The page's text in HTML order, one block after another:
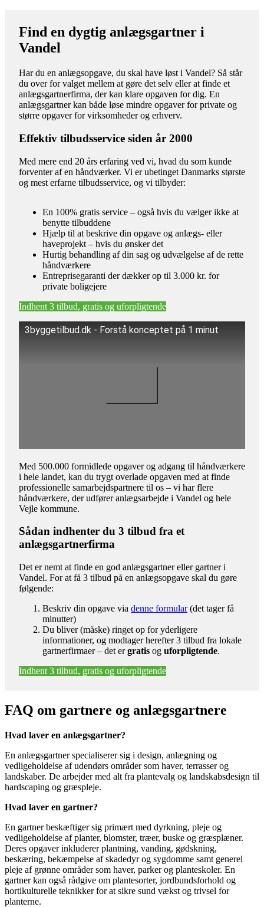
Find en dygtig anlægsgartner i
Vandel
Har du en anlægsopgave, du skal have løst i Vandel? Så står
du over for valget mellem at gøre det selv eller at finde et
anlægsgartnerfirma, der kan klare opgaven for dig. En
anlægsgartner kan både løse mindre opgaver for private og
større opgaver for virksomheder og erhverv.
Effektiv tilbudsservice siden år 2000
Med mere end 20 års erfaring ved vi, hvad du som kunde
forventer af en håndværker. Vi er ubetinget Danmarks største
og mest erfarne tilbudsservice, og vi tilbyder:
En 100% gratis service – også hvis du vælger ikke at
benytte tilbuddene
Hjælp til at beskrive din opgave og anlægs- eller
haveprojekt – hvis du ønsker det
Hurtig behandling af din sag og udvælgelse af de rette
håndværkere
Entreprisegaranti der dækker op til 3.000 kr. for
private boligejere
Indhent 3 tilbud, gratis og uforpligtende
3byggetilbud.dk - Forstå konceptet på 1 minut
Med 500.000 formidlede opgaver og adgang til håndværkere
i hele landet, kan du trygt overlade opgaven med at finde
professionelle samarbejdspartnere til os – vi har flere
håndværkere, der udfører anlægsarbejde i Vandel og hele
Vejle kommune.
Sådan indhenter du 3 tilbud fra et
anlægsgartnerfirma
Det er nemt at finde en god anlægsgartner eller gartner i
Vandel. For at få 3 tilbud på en anlægsopgave skal du gøre
følgende:
Beskriv din opgave via denne formular(det tager få
minutter)
Du bliver (måske) ringet op for yderligere
informationer, og modtager herefter 3 tilbud fra lokale
gartnerfirmaer – det ergratis og uforpligtende.
Indhent 3 tilbud, gratis og uforpligtende
FAQ om gartnere og anlægsgartnere
Hvad laver en anlægsgartner?
En anlægsgartner specialiserer sig i design, anlægning og
vedligeholdelse af udendørs områder som haver, terrasser og
landskaber. De arbejder med alt fra plantevalg og landskabsdesign til
hardscaping og græspleje.
Hvad laver en gartner?
En gartner beskæftiger sig primært med dyrkning, pleje og
vedligeholdelse af planter, blomster, træer, buske og græsplæner.
Deres opgaver inkluderer plantning, vanding, gødskning,
beskæring, bekæmpelse af skadedyr og sygdomme samt generel
pleje af grønne områder som haver, parker og planteskoler. En
gartner kan også rådgive om plantesorter, jordbundsforhold og
hortikulturelle teknikker for at sikre sund vækst og trivsel for
planterne.